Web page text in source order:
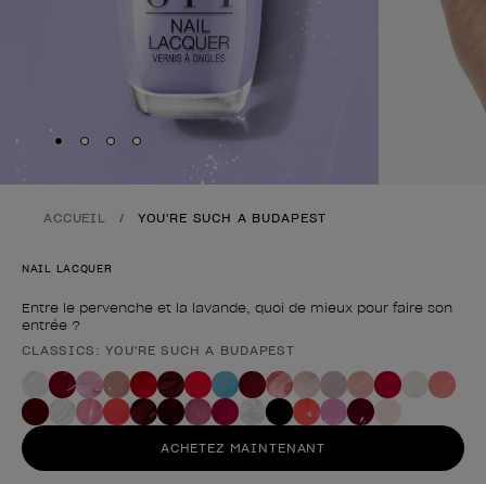
Skip to slide
Skip to slide
Skip to slide3
Skip to slide
ACCUEIL YOU'RE SUCH A BUDAPEST
NAIL LACQUER
Entre le pervenche et la lavande, quoi de mieux pour faire son
entrée ?
Forme du produit
CLASSICS: YOU'RE SUCH A BUDAPEST
ACHETEZ MAINTENANT